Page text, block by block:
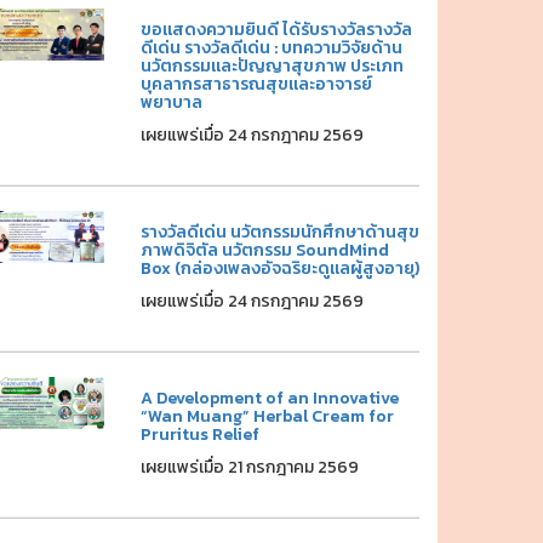
ขอแสดงความยินดี ได้รับรางวัลรางวัล
ดีเด่น รางวัลดีเด่น : บทความวิจัยด้าน
นวัตกรรมและปัญญาสุขภาพ ประเภท
บุคลากรสาธารณสุขและอาจารย์
พยาบาล
เผยแพร่เมื่อ 24 กรกฎาคม 2569
รางวัลดีเด่น นวัตกรรมนักศึกษาด้านสุข
ภาพดิจิตัล นวัตกรรม SoundMind
Box (กล่องเพลงอัจฉริยะดูแลผู้สูงอายุ)
เผยแพร่เมื่อ 24 กรกฎาคม 2569
A Development of an Innovative
“Wan Muang” Herbal Cream for
Pruritus Relief
เผยแพร่เมื่อ 21 กรกฎาคม 2569